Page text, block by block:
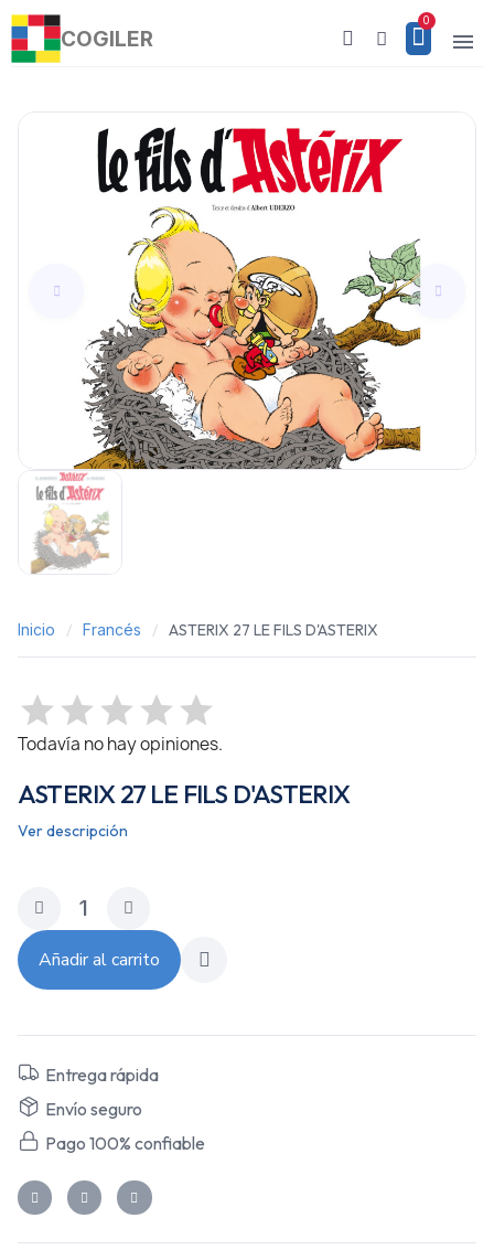
COGILER
Inicio Francés ASTERIX 27 LE FILS D'ASTERIX
Todavía no hay opiniones.
ASTERIX 27 LE FILS D'ASTERIX
Ver descripción
Añadir al carrito
Entrega rápida
Envío seguro
Pago 100% confiable